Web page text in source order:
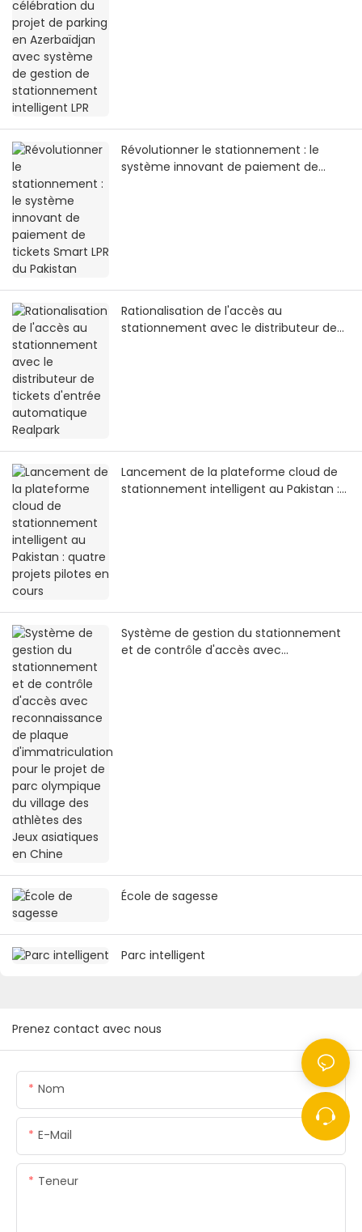
Révolutionner le stationnement : le
système innovant de paiement de
Rationalisation de l'accès au
stationnement avec le distributeur de
Lancement de la plateforme cloud de
stationnement intelligent au Pakistan :
Système de gestion du stationnement
et de contrôle d'accès avec
École de sagesse
Parc intelligent
Prenez contact avec nous
Nom
E-Mail
Teneur